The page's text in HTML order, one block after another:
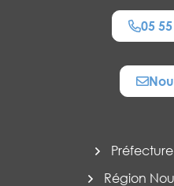
05
Région